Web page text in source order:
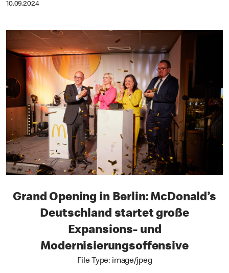
10.09.2024
Grand Opening in Berlin: McDonald’s
Deutschland startet große
Expansions- und
Modernisierungsoffensive
File Type: image/jpeg